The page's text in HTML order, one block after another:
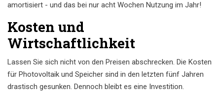
amortisiert - und das bei nur acht Wochen Nutzung im Jahr!
Kosten und
Wirtschaftlichkeit
Lassen Sie sich nicht von den Preisen abschrecken. Die Kosten
für Photovoltaik und Speicher sind in den letzten fünf Jahren
drastisch gesunken. Dennoch bleibt es eine Investition.